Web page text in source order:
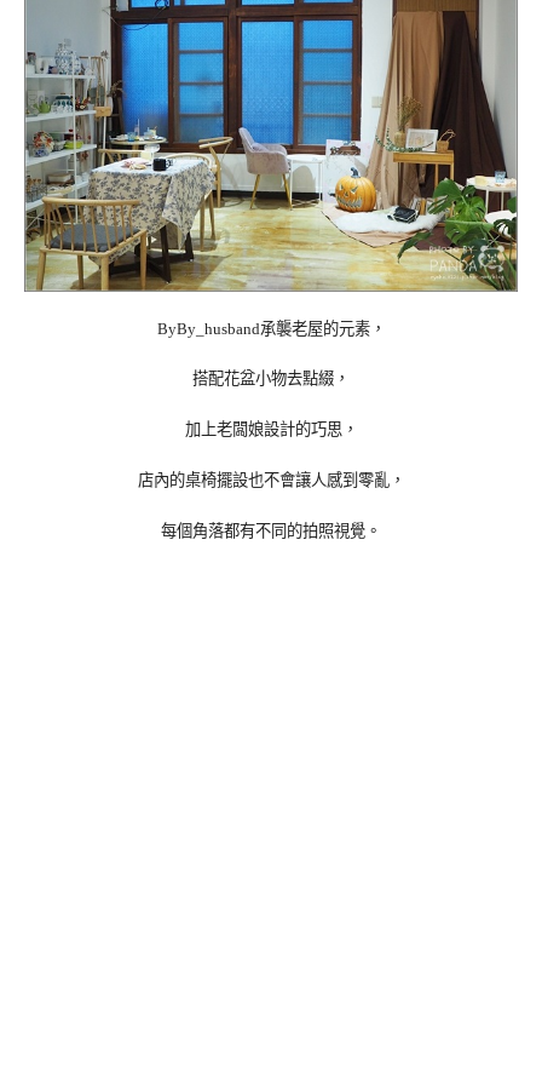
ByBy_husband承襲老屋的元素，
搭配花盆小物去點綴，
加上老闆娘設計的巧思，
店內的桌椅擺設也不會讓人感到零亂，
每個角落都有不同的拍照視覺。